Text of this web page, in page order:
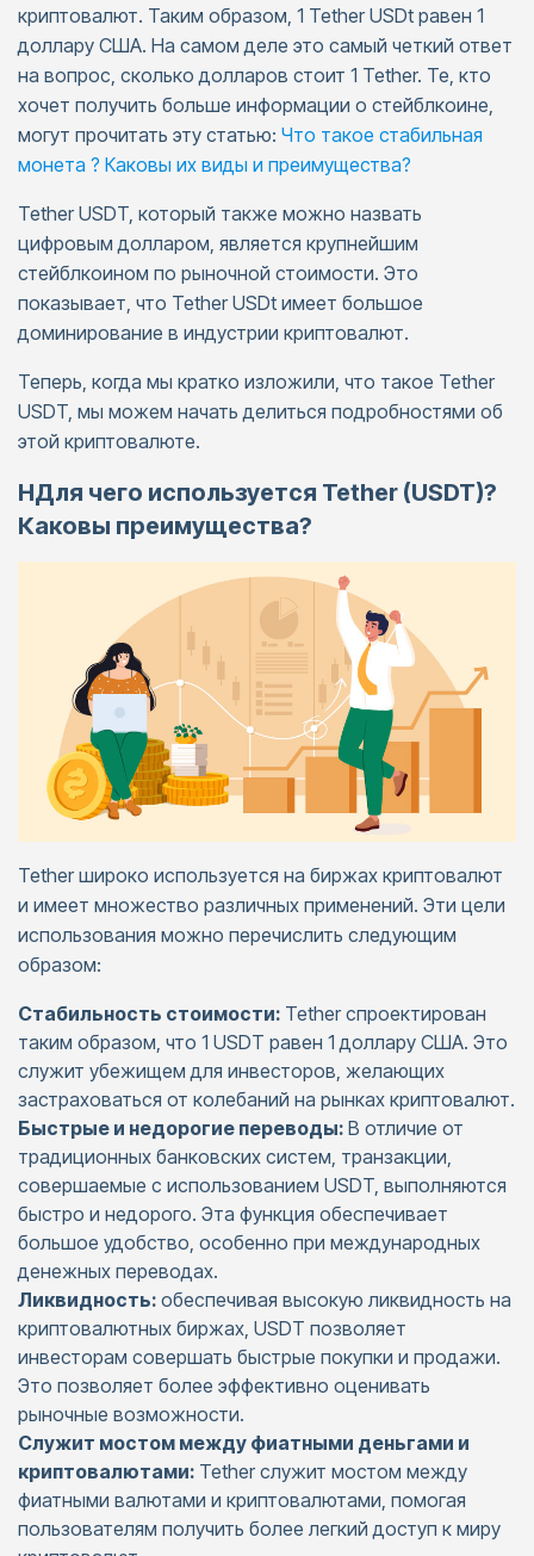
криптовалют. Таким образом, 1 Tether USDt равен 1
доллару США. На самом деле это самый четкий ответ
на вопрос, сколько долларов стоит 1 Tether. Те, кто
хочет получить больше информации о стейблкоине,
могут прочитать эту статью: Что такое стабильная
монета ? Каковы их виды и преимущества?
Tether USDT, который также можно назвать
цифровым долларом, является крупнейшим
стейблкоином по рыночной стоимости. Это
показывает, что Tether USDt имеет большое
доминирование в индустрии криптовалют.
Теперь, когда мы кратко изложили, что такое Tether
USDT, мы можем начать делиться подробностями об
этой криптовалюте.
HДля чего используется Tether (USDT)?
Каковы преимущества?
Tether широко используется на биржах криптовалют
и имеет множество различных применений. Эти цели
использования можно перечислить следующим
образом:
Стабильность стоимости: Tether спроектирован
таким образом, что 1 USDT равен 1 доллару США. Это
служит убежищем для инвесторов, желающих
застраховаться от колебаний на рынках криптовалют.
Быстрые и недорогие переводы: В отличие от
традиционных банковских систем, транзакции,
совершаемые с использованием USDT, выполняются
быстро и недорого. Эта функция обеспечивает
большое удобство, особенно при международных
денежных переводах.
Ликвидность: обеспечивая высокую ликвидность на
криптовалютных биржах, USDT позволяет
инвесторам совершать быстрые покупки и продажи.
Это позволяет более эффективно оценивать
рыночные возможности.
Служит мостом между фиатными деньгами и
криптовалютами: Tether служит мостом между
фиатными валютами и криптовалютами, помогая
пользователям получить более легкий доступ к миру